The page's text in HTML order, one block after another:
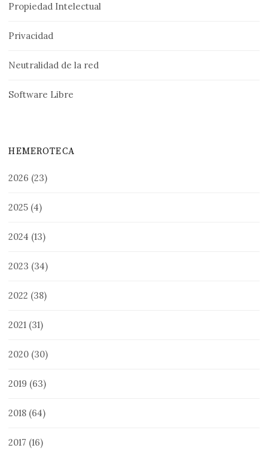
Propiedad Intelectual
Privacidad
Neutralidad de la red
Software Libre
HEMEROTECA
2026 (23)
2025 (4)
2024 (13)
2023 (34)
2022 (38)
2021 (31)
2020 (30)
2019 (63)
2018 (64)
2017 (16)